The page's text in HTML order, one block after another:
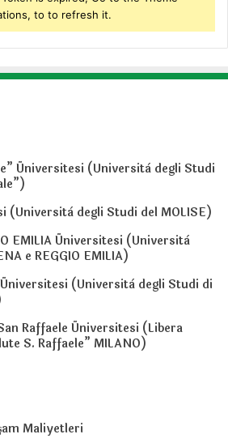
to to refresh it.
Üniversitesi (Università degli Studi
(Università degli Studi del MOLISE)
EMILIA Üniversitesi (Università
e REGGIO EMILIA)
(Università degli Studi di
Raffaele Üniversitesi (Libera
S. Raffaele” MILANO)
Maliyetleri